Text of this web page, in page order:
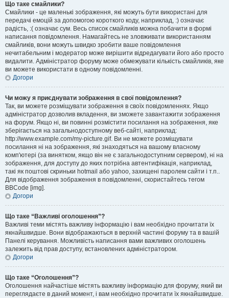
Що таке смайлики?
Смайлики - це маленькі зображення, які можуть бути використані для
передачі емоцій за допомогою короткого коду, наприклад, :) означає
радість, :( означає сум. Весь список смайликів можна побачити в формі
написання повідомлення. Намагайтесь не зловживати використанням
смайликів, вони можуть швидко зробити ваше повідомлення
нечитабельним і модератор може вирішити відредагувати його або просто
видалити. Адміністратор форуму може обмежувати кількість смайликів, яке
ви можете використати в одному повідомленні.
Догори
Чи можу я приєднувати зображення в свої повідомлення?
Так, ви можете розміщувати зображення в своїх повідомленнях. Якщо
адміністратор дозволив вкладення, ви зможете завантажити зображення
на форум. Якщо ні, ви повинні розмістити посилання на зображення, яке
зберігається на загальнодоступному веб-сайті, наприклад:
http://www.example.com/my-picture.gif. Ви не можете розміщувати
посилання ні на зображення, які знаходяться на вашому власному
комп'ютері (за винятком, якщо він не є загальнодоступним сервером), ні на
зображення, для доступу до яких потрібна автентифікація, наприклад,
такі як поштові скриньки hotmail або yahoo, захищені паролем сайти і т.п..
Для відображення зображення в повідомленні, скористайтесь тегом
BBCode [img].
Догори
Що таке “Важливі оголошення”?
Важливі теми містять важливу інформацію і вам необхідно прочитати їх
якнайшвидше. Вони відображаються в верхній частині форуму та в вашій
Панелі керування. Можливість написання вами важливих оголошень
залежить від прав доступу, встановлених адміністратором.
Догори
Що таке “Оголошення”?
Оголошення найчастіше містять важливу інформацію для форуму, який ви
переглядаєте в даний момент, і вам необхідно прочитати їх якнайшвидше.